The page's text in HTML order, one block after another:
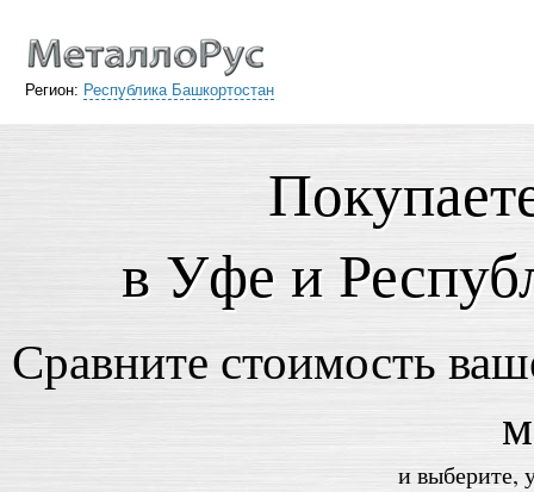
Регион: Республика Башкортостан
в Уфе и
Сравните стоимость
и выберите,